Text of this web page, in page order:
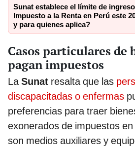
⁠Sunat establece el límite de
Impuesto a la Renta en Perú este
y para quienes aplica?
Casos particulares de
pagan impuestos
LaSunat resalta que las
discapacitadas o enfermas
preferencias para traer
exonerados de impuestos
son medios auxiliares y